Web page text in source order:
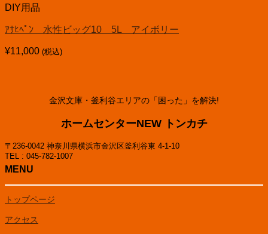
DIY用品
ｱｻﾋﾍﾟﾝ 水性ビッグ10 5L アイボリー
¥11,000 (税込)
金沢文庫・釜利谷エリアの「困った」を解決!
ホームセンターNEW トンカチ
〒236-0042 神奈川県横浜市金沢区釜利谷東 4-1-10
TEL : 045-782-1007
MENU
トップページ
アクセス